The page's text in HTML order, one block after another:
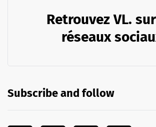
Retrouvez VL.
réseaux
Subscribe and follow